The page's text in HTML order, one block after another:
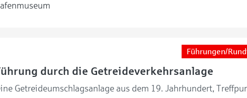
Führungen/
durch die Getreideverkehrsanlage
Getreideumschlagsanlage aus dem 19. Jahrhundert,